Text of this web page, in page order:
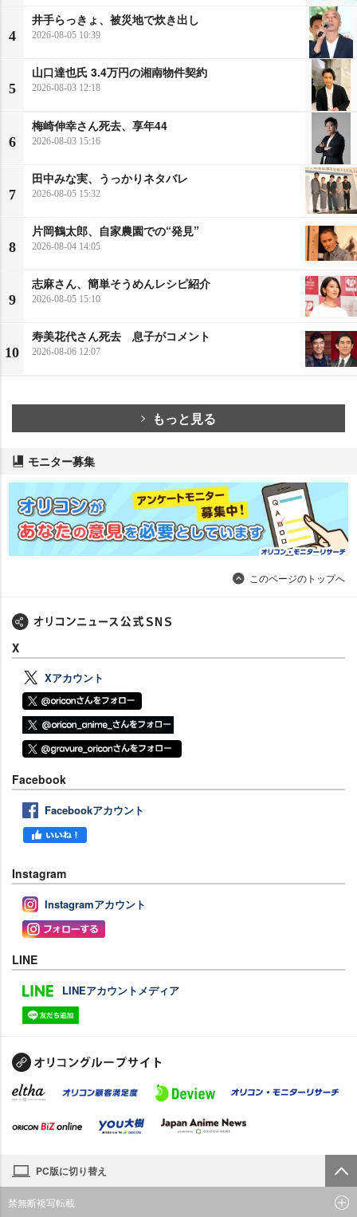
4
井手らっきょ、被災地で炊き出し
2026-08-05 10:39
5
山口達也氏 3.4万円の湘南物件契約
2026-08-03 12:18
6
梅崎伸幸さん死去、享年44
2026-08-03 15:16
7
田中みな実、うっかりネタバレ
2026-08-05 15:32
8
片岡鶴太郎、自家農園での“発見”
2026-08-04 14:05
9
志麻さん、簡単そうめんレシピ紹介
2026-08-05 15:10
10
寿美花代さん死去 息子がコメント
2026-08-06 12:07
もっと見る
モニター募集
このページのトップへ
X
Xアカウント
Facebook
Facebookアカウント
Instagram
Instagramアカウント
LINE
LINEアカウントメディア
PC版に切り替え
禁無断複写転載